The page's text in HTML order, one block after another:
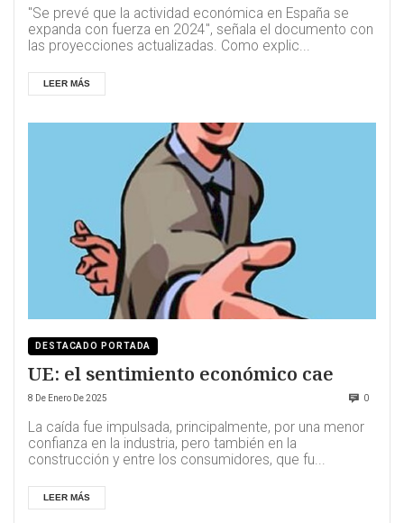
"Se prevé que la actividad económica en España se
expanda con fuerza en 2024", señala el documento con
las proyecciones actualizadas. Como explic...
LEER MÁS
DESTACADO PORTADA
UE: el sentimiento económico cae
8 De Enero De 2025 0
La caída fue impulsada, principalmente, por una menor
confianza en la industria, pero también en la
construcción y entre los consumidores, que fu...
LEER MÁS